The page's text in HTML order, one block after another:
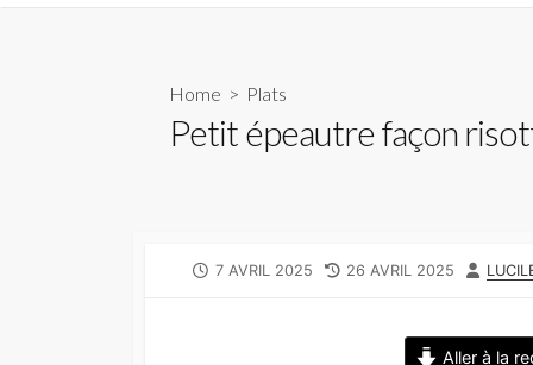
Home > Plats
Petit épeautre façon
PUBLISHED
7 AVRIL 2025
LAST
26 AVRIL 2025
Aller à la